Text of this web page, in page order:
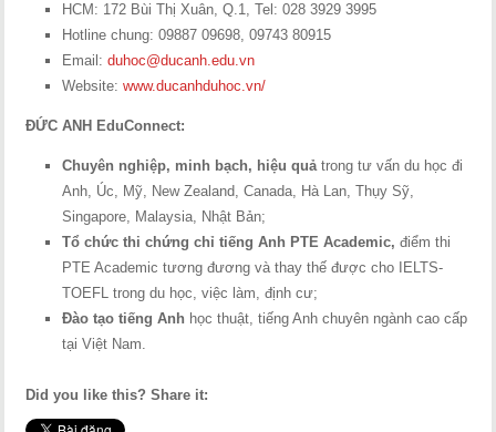
HCM: 172 Bùi Thị Xuân, Q.1, Tel: 028 3929 3995
Hotline chung: 09887 09698, 09743 80915
Email:duhoc@ducanh.edu.vn
Website:www.ducanhduhoc.vn/
ĐỨC ANH EduConnect:
Chuyên nghiệp, minh bạch, hiệu quảtrong tư vấn du học đi
Anh, Úc, Mỹ, New Zealand, Canada, Hà Lan, Thụy Sỹ,
Singapore, Malaysia, Nhật Bản;
Tổ chức thi chứng chỉ tiếng Anh PTE Academic,điểm thi
PTE Academic tương đương và thay thế được cho IELTS-
TOEFL trong du học, việc làm, định cư;
Đào tạo tiếng Anh học thuật, tiếng Anh chuyên ngành cao cấp
tại Việt Nam.
Did you like this? Share it: